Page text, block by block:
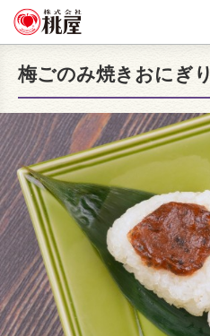
梅ごのみ焼きおにぎり